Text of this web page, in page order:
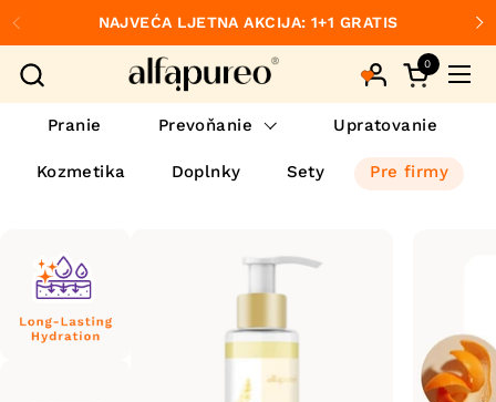
Preskočiť na obsah
Predchádzajúce
NAJVEĆA LJETNA AKCIJA: 1+1 GRATIS
Otvorte
0
Pranie Prevoňanie Upratovanie
Kozmetika Doplnky Sety Pre firmy